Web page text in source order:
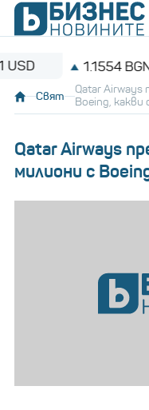
1.1554 BGN
Свят
Qatar Airways
Boeing,
Qatar Airways
милиони с